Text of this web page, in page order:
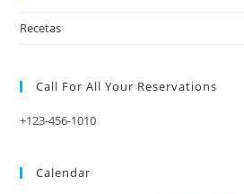
Recetas
Call For All Your​ Reservations
+123-456-1010
Calendar